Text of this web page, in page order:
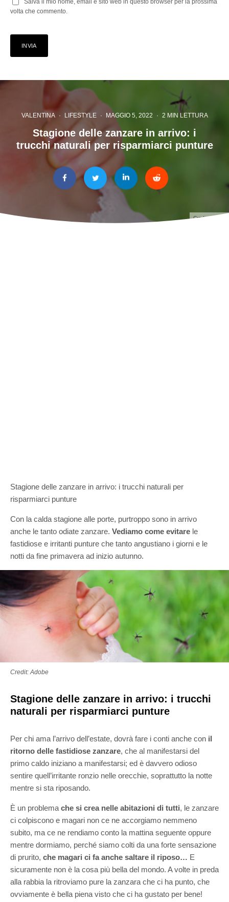
Salva il mio nome, email e sito web in questo browser per la prossima
volta che commento.
Credit: Adobe
VALENTINA · LIFESTYLE · MAGGIO 5, 2022 · 2 MIN LETTURA
Stagione delle zanzare in arrivo: i
trucchi naturali per risparmiarci punture
Stagione delle zanzare in arrivo: i trucchi naturali per
risparmiarci punture
Con la calda stagione alle porte, purtroppo sono in arrivo
anche le tanto odiate zanzare. Vediamo come evitare le
fastidiose e irritanti punture che tanto angustiano i giorni e le
notti da fine primavera ad inizio autunno.
Credit: Adobe
Stagione delle zanzare in arrivo: i trucchi
naturali per risparmiarci punture
Per chi ama l’arrivo dell’estate, dovrà fare i conti anche con il
ritorno delle fastidiose zanzare, che al manifestarsi del
primo caldo iniziano a manifestarsi; ed è davvero odioso
sentire quell’irritante ronzio nelle orecchie, soprattutto la notte
mentre si sta riposando.
È un problema che si crea nelle abitazioni di tutti, le zanzare
ci colpiscono e magari non ce ne accorgiamo nemmeno
subito, ma ce ne rendiamo conto la mattina seguente oppure
mentre dormiamo, perché siamo colti da una forte sensazione
di prurito, che magari ci fa anche saltare il riposo… E
sicuramente non è la cosa più bella del mondo. A volte in preda
alla rabbia la ritroviamo pure la zanzara che ci ha punto, che
ovviamente è bella piena visto che ci ha gustato per bene!